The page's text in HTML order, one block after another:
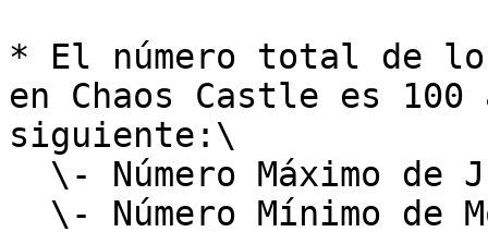
* El número total de
en Chaos Castle es
siguiente:\